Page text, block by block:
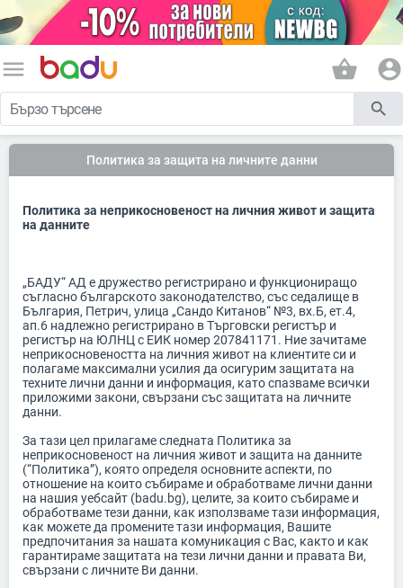
menu shopping_basket account_circle
search
Политика за защита на личните данни
Политика за неприкосновеност на личния живот и защита
на данните
„БАДУ“ АД е дружество регистрирано и функциониращо
съгласно българското законодателство, със седалище в
България, Петрич, улица „Сандо Китанов“ №3, вх.Б, ет.4,
ап.6 надлежно регистрирано в Търговски регистър и
регистър на ЮЛНЦ с ЕИК номер 207841171. Ние зачитаме
неприкосновеността на личния живот на клиентите си и
полагаме максимални усилия да осигурим защитата на
техните лични данни и информация, като спазваме всички
приложими закони, свързани със защитата на личните
данни.
За тази цел прилагаме следната Политика за
неприкосновеност на личния живот и защита на данните
(“Политика”), която определя основните аспекти, по
отношение на които събираме и обработваме лични данни
на нашия уебсайт (badu.bg), целите, за които събираме и
обработваме тези данни, как използваме тази информация,
как можете да промените тази информация, Вашите
предпочитания за нашата комуникация с Вас, както и как
гарантираме защитата на тези лични данни и правата Ви,
свързани с личните Ви данни.